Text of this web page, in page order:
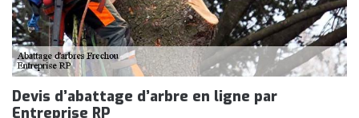
Devis d’abattage d’arbre en ligne par
Entreprise RP